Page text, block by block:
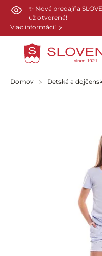
Preskočiť na hlavný
✨ Nová predajňa
už otvorená!
Viac informácií
Domov Detská a